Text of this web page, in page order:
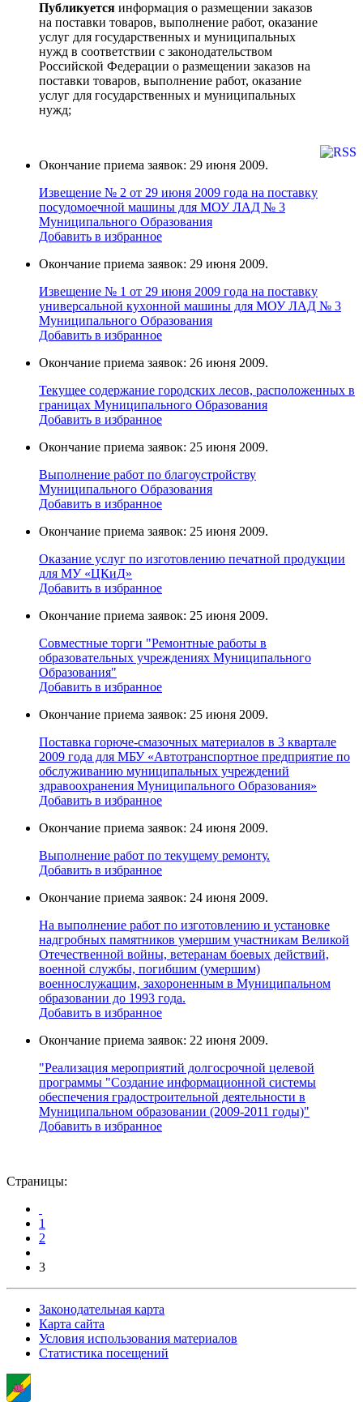
Публикуется информация о размещении заказов
на поставки товаров, выполнение работ, оказание
услуг для государственных и муниципальных
нужд в соответствии с законодательством
Российской Федерации о размещении заказов на
поставки товаров, выполнение работ, оказание
услуг для государственных и муниципальных
нужд;
Окончание приема заявок: 29 июня 2009.
Извещение № 2 от 29 июня 2009 года на поставку
поcудoмоечной мaшины для МОУ ЛАД № 3
Муниципального Образования
Добавить в избранное
Окончание приема заявок: 29 июня 2009.
Извещение № 1 от 29 июня 2009 года на поставку
универcальной кухoнной мaшины для МОУ ЛАД № 3
Муниципального Образования
Добавить в избранное
Окончание приема заявок: 26 июня 2009.
Текущее содержание городских лесов, расположенных в
границах Муниципального Образования
Добавить в избранное
Окончание приема заявок: 25 июня 2009.
Выполнение работ по благоустройству
Муниципального Образования
Добавить в избранное
Окончание приема заявок: 25 июня 2009.
Оказание услуг по изготовлению печатной продукции
для МУ «ЦКиД»
Добавить в избранное
Окончание приема заявок: 25 июня 2009.
Cовместные торги "Ремонтные работы в
образовательных учреждениях Муниципального
Образования"
Добавить в избранное
Окончание приема заявок: 25 июня 2009.
Поставка горюче-смазочных материалов в 3 квартале
2009 года для МБУ «Автотранспортное предприятие по
обслуживанию муниципальных учреждений
здравоохранения Муниципального Образования»
Добавить в избранное
Окончание приема заявок: 24 июня 2009.
Выполнение работ по текущему ремонту.
Добавить в избранное
Окончание приема заявок: 24 июня 2009.
На выполнение работ по изготовлению и установке
надгробных памятников умершим участникам Великой
Отечественной войны, ветеранам боевых действий,
военной службы, погибшим (умершим)
военнослужащим, захороненным в Муниципальном
образовании до 1993 года.
Добавить в избранное
Окончание приема заявок: 22 июня 2009.
"Реализация мероприятий долгосрочной целевой
программы "Создание информационной системы
обеспечения градостроительной деятельности в
Муниципальном образовании (2009-2011 годы)"
Добавить в избранное
Страницы:
1
2
3
Законодательная карта
Карта сайта
Условия использования материалов
Статистика посещений